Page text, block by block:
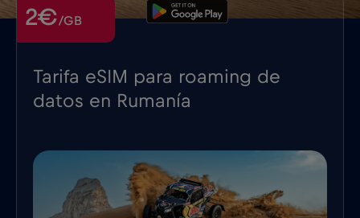
Tarifa eSIM para roaming de
datos en Rumanía
2€/GB